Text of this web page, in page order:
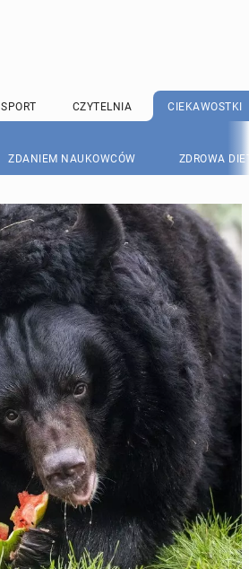
SPORT CZYTELNIA CIEKAWOSTKI
ZDANIEM NAUKOWCÓW ZDROWA